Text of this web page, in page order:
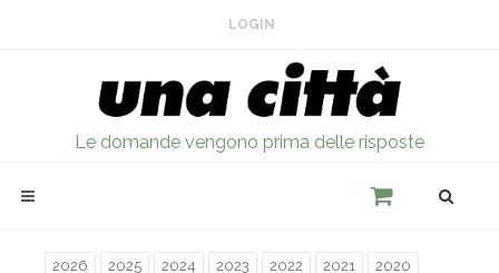
LOGIN
Le domande vengono prima delle risposte
2026 2025 2024 2023 2022 2021
2020